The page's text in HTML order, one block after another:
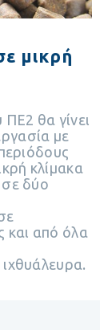
μικρή
θα γίνει
με
κλίμακα
δύο
και από όλα